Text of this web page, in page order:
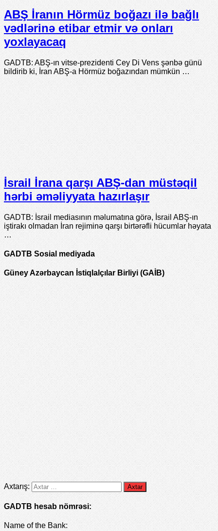
ABŞ İranın Hörmüz boğazı ilə bağlı
vədlərinə etibar etmir və onları
yoxlayacaq
GADTB: ABŞ-ın vitse-prezidenti Cey Di Vens şənbə günü
bildirib ki, İran ABŞ-a Hörmüz boğazından mümkün …
İsrail İrana qarşı ABŞ-dan müstəqil
hərbi əməliyyata hazırlaşır
GADTB: İsrail mediasının məlumatına görə, İsrail ABŞ-ın
iştirakı olmadan İran rejiminə qarşı birtərəfli hücumlar həyata
…
GADTB Sosial mediyada
Güney Azərbaycan İstiqlalçılar Birliyi (GAİB)
Axtarış:
GADTB hesab nömrəsi: